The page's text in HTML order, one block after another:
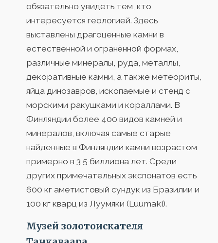
обязательно увидеть тем, кто
интересуется геологией. Здесь
выставлены драгоценные камни в
естественной и огранённой формах,
различные минералы, руда, металлы,
декоративные камни, а также метеориты,
яйца динозавров, ископаемые и стенд с
морскими ракушками и кораллами. В
Финляндии более 400 видов камней и
минералов, включая самые старые
найденные в Финляндии камни возрастом
примерно в 3,5 биллиона лет. Среди
других примечательных экспонатов есть
600 кг аметистовый сундук из Бразилии и
100 кг кварц из Луумяки (Luumäki).
Музей золотоискателя